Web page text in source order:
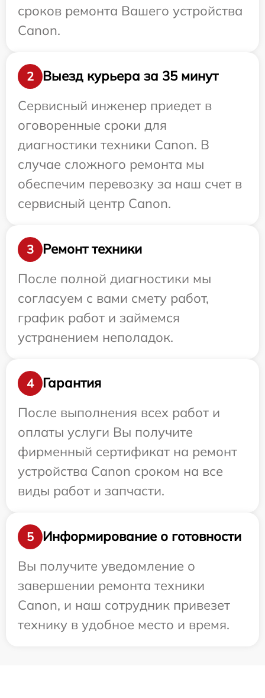
сроков ремонта Вашего устройства
Canon.
2
Выезд курьера за 35 минут
Сервисный инженер приедет в
оговоренные сроки для
диагностики техники Canon. В
случае сложного ремонта мы
обеспечим перевозку за наш счет в
сервисный центр Canon.
3
Ремонт техники
После полной диагностики мы
согласуем с вами смету работ,
график работ и займемся
устранением неполадок.
4
Гарантия
После выполнения всех работ и
оплаты услуги Вы получите
фирменный сертификат на ремонт
устройства Canon сроком на все
виды работ и запчасти.
5
Информирование о готовности
Вы получите уведомление о
завершении ремонта техники
Canon, и наш сотрудник привезет
технику в удобное место и время.